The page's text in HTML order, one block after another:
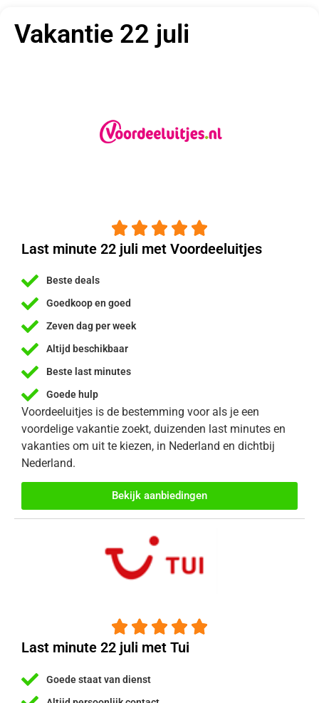
Vakantie 22 juli
    
Last minute 22 juli met Voordeeluitjes
Beste deals
Goedkoop en goed
Zeven dag per week
Altijd beschikbaar
Beste last minutes
Goede hulp
Voordeeluitjes is de bestemming voor als je een
voordelige vakantie zoekt, duizenden last minutes en
vakanties om uit te kiezen, in Nederland en dichtbij
Nederland.
Bekijk aanbiedingen
    
Last minute 22 juli met Tui
Goede staat van dienst